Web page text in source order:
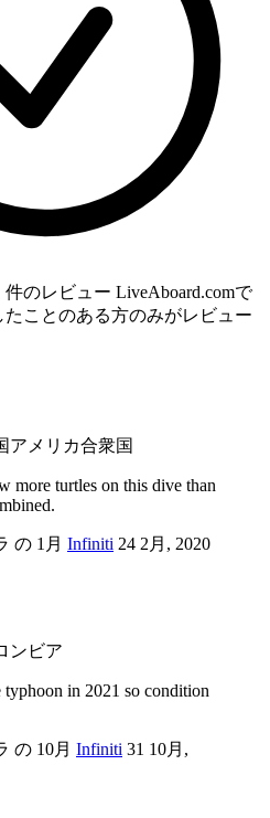
件のレビュー LiveAboard.comで
ことのある方のみがレビュー
アメリカ合衆国
more turtles on this dive than
の 1月 Infiniti 24 2月, 2020
ンビア
typhoon in 2021 so condition
の 10月 Infiniti 31 10月,